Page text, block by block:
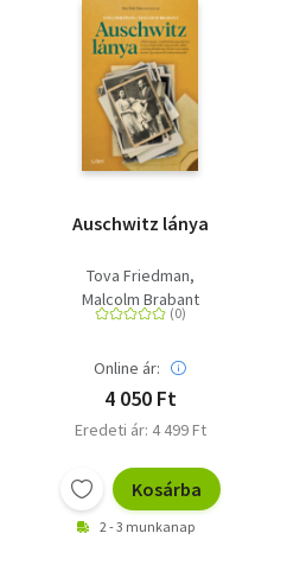
Auschwitz lánya
Tova Friedman
Malcolm Brabant
Online ár:
4 050 Ft
Eredeti ár: 4 499 Ft
Kosárba
2 - 3 munkanap